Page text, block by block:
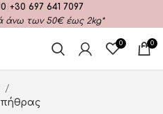
+30 697 641 7097
άνω των 50€ έως 2kg*
0 0